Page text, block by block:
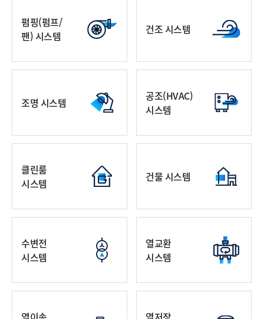
펌핑(펌프/
팬) 시스템
건조 시스템
조명 시스템
공조(HVAC)
시스템
클린룸
시스템
건물 시스템
수변전
시스템
열교환
시스템